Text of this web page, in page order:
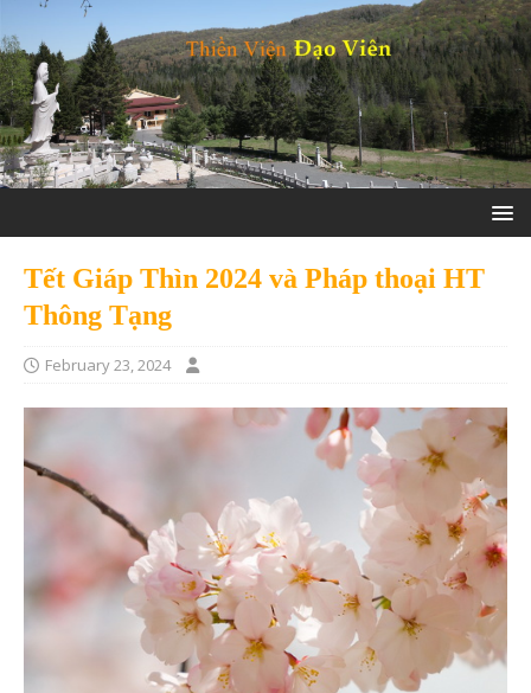
Tết Giáp Thìn 2024 và Pháp thoại HT
Thông Tạng
February 23, 2024